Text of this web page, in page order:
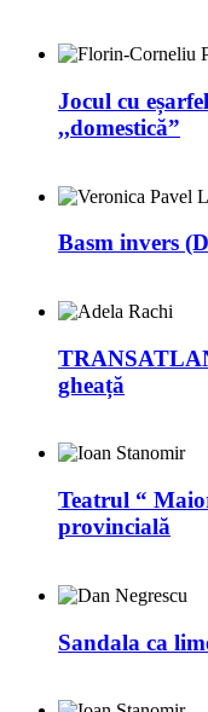
Jocul cu
,,domestică”
Basm invers
gheață
Teatrul “
provincială
Sandala ca